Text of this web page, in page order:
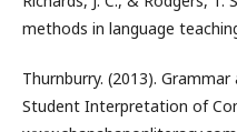
methods in language
Thurnburry. (2013).
Student Interpretation of